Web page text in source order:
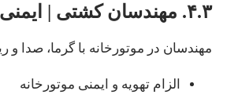
۴.۳. مهندسان کشتی | ایمنی بیشتر در موتورخانه
مهندسان در موتورخانه با گرما، صدا
الزام تهویه و ایمنی موتورخانه